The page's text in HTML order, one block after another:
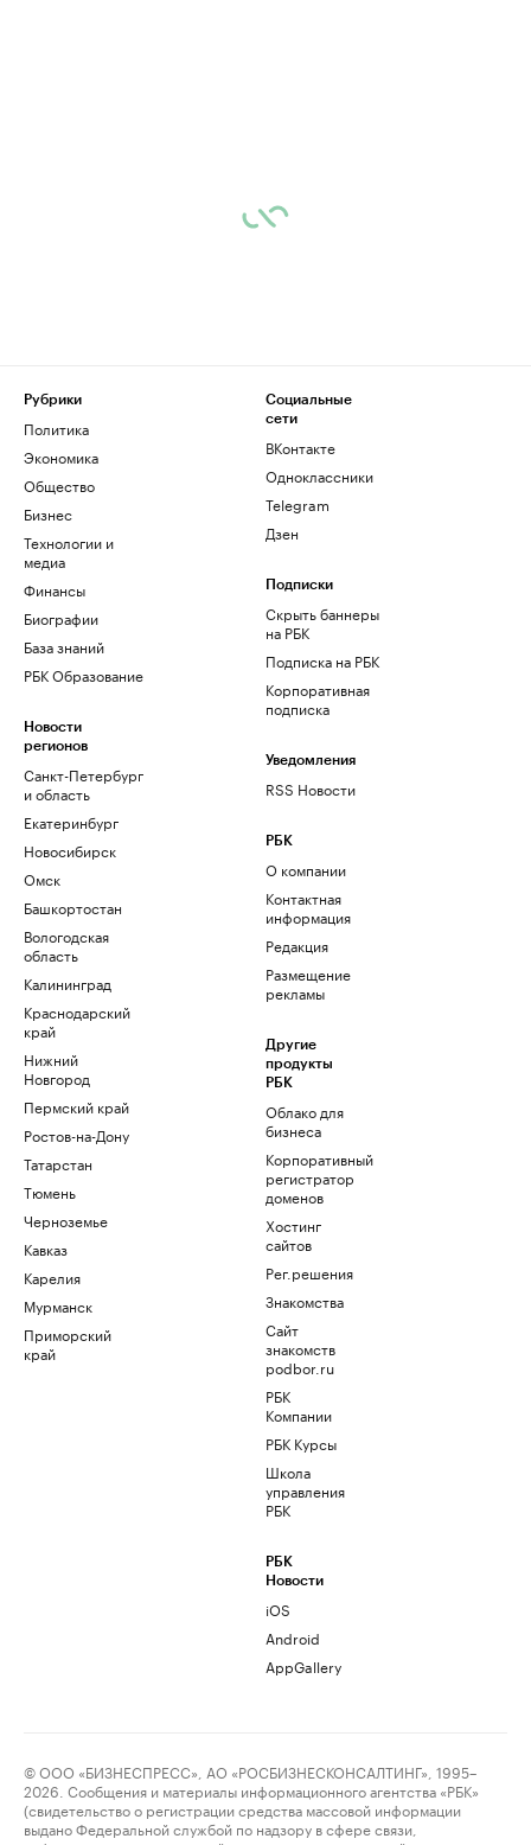
Рубрики
Политика
Экономика
Общество
Бизнес
Технологии и
медиа
Финансы
Биографии
База знаний
РБК Образование
Новости
регионов
Санкт-Петербург
и область
Екатеринбург
Новосибирск
Омск
Башкортостан
Вологодская
область
Калининград
Краснодарский
край
Нижний
Новгород
Пермский край
Ростов-на-Дону
Татарстан
Тюмень
Черноземье
Кавказ
Карелия
Мурманск
Приморский
край
Социальные
сети
ВКонтакте
Одноклассники
Telegram
Дзен
Подписки
Скрыть баннеры
на РБК
Подписка на РБК
Корпоративная
подписка
Уведомления
RSS Новости
РБК
О компании
Контактная
информация
Редакция
Размещение
рекламы
Другие
продукты
РБК
Облако для
бизнеса
Корпоративный
регистратор
доменов
Хостинг
сайтов
Рег.решения
Знакомства
Сайт
знакомств
podbor.ru
РБК
Компании
РБК Курсы
Школа
управления
РБК
РБК
Новости
iOS
Android
AppGallery
© ООО «БИЗНЕСПРЕСС», АО «РОСБИЗНЕСКОНСАЛТИНГ», 1995–
2026. Сообщения и материалы информационного агентства «РБК»
(свидетельство о регистрации средства массовой информации
выдано Федеральной службой по надзору в сфере связи,